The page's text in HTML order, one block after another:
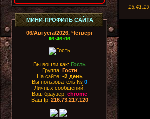
МИНИ-ПРОФИЛЬ САЙТА
06/Августа/2026, Четверг
06:46:06
Вы вошли как: Гость
Группа: Гости
На сайте: -й день
Вы пользователь № 0
Личных сообщений:
Ваш браузер: chrome
Ваш Ip: 216.73.217.120
13:41:19